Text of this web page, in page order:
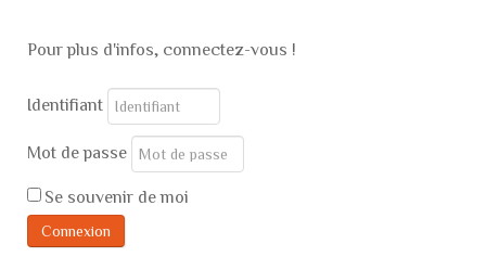
Pour plus d'infos, connectez-vous !
Identifiant
Mot de passe
Se souvenir de moi
Connexion